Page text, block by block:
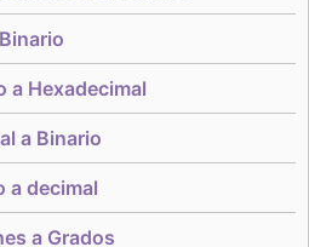
a Hexadecimal
a Binario
a decimal
a Grados